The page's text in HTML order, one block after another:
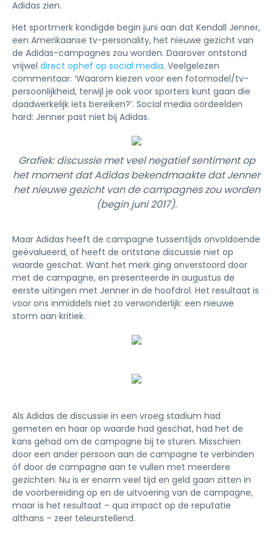
Adidas zien.
Het sportmerk kondigde begin juni aan dat Kendall Jenner,
een Amerikaanse tv-personality, het nieuwe gezicht van
de Adidas-campagnes zou worden. Daarover ontstond
vrijwel direct ophef op social media. Veelgelezen
commentaar: ‘Waarom kiezen voor een fotomodel/tv-
persoonlijkheid, terwijl je ook voor sporters kunt gaan die
daadwerkelijk iets bereiken?’. Social media oordeelden
hard: Jenner past niet bij Adidas.
Grafiek: discussie met veel negatief sentiment op
het moment dat Adidas bekendmaakte dat Jenner
het nieuwe gezicht van de campagnes zou worden
(begin juni 2017).
Maar Adidas heeft de campagne tussentijds onvoldoende
geëvalueerd, of heeft de ontstane discussie niet op
waarde geschat. Want het merk ging onverstoord door
met de campagne, en presenteerde in augustus de
eerste uitingen met Jenner in de hoofdrol. Het resultaat is
voor ons inmiddels niet zo verwonderlijk: een nieuwe
storm aan kritiek.
Als Adidas de discussie in een vroeg stadium had
gemeten en haar op waarde had geschat, had het de
kans gehad om de campagne bij te sturen. Misschien
door een ander persoon aan de campagne te verbinden
óf door de campagne aan te vullen met meerdere
gezichten. Nu is er enorm veel tijd en geld gaan zitten in
de voorbereiding op en de uitvoering van de campagne,
maar is het resultaat – qua impact op de reputatie
althans – zeer teleurstellend.